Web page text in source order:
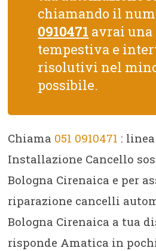
chiamando il
0910471 avrai una
tempestiva e
risolutivi nel
possibile.
Chiama 051 0910471 :
Installazione Cancello
Bologna Cirenaica e per
riparazione cancelli
Bologna Cirenaica a tua
risponde Amatica in